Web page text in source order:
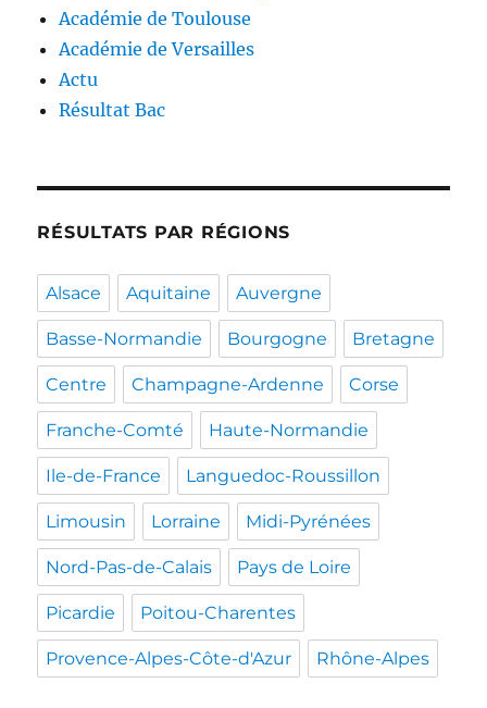
Académie de Toulouse
Académie de Versailles
Actu
Résultat Bac
RÉSULTATS PAR RÉGIONS
Alsace Aquitaine Auvergne
Basse-Normandie Bourgogne Bretagne
Centre Champagne-Ardenne Corse
Franche-Comté Haute-Normandie
Ile-de-France Languedoc-Roussillon
Limousin Lorraine Midi-Pyrénées
Nord-Pas-de-Calais Pays de Loire
Picardie Poitou-Charentes
Provence-Alpes-Côte-d'Azur Rhône-Alpes